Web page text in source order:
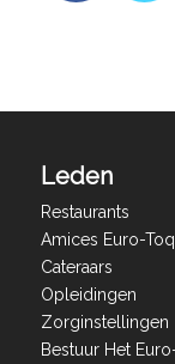
Leden
Restaurants
Amices Euro-
Cateraars
Opleidingen
Zorginstellingen
Bestuur Het